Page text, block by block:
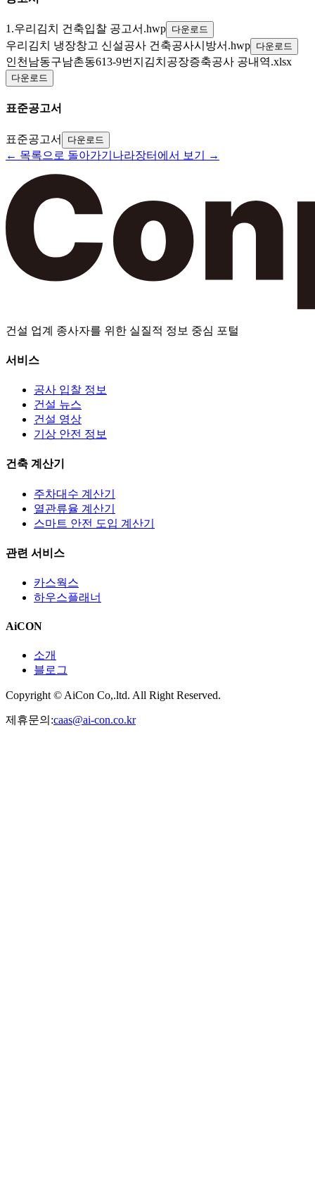
1.우리김치 건축입찰 공고서.hwp 다운로드
우리김치 냉장창고 신설공사 건축공사시방서.hwp 다운로드
인천남동구남촌동613-9번지김치공장증축공사 공내역.xlsx
다운로드
표준공고서
표준공고서 다운로드
← 목록으로 돌아가기 나라장터에서 보기 →
건설 업계 종사자를 위한 실질적 정보 중심 포털
서비스
공사 입찰 정보
건설 뉴스
건설 영상
기상 안전 정보
건축 계산기
주차대수 계산기
열관류율 계산기
스마트 안전 도입 계산기
관련 서비스
카스웍스
하우스플래너
AiCON
소개
블로그
Copyright © AiCon Co,.ltd. All Right Reserved.
제휴문의:caas@ai-con.co.kr